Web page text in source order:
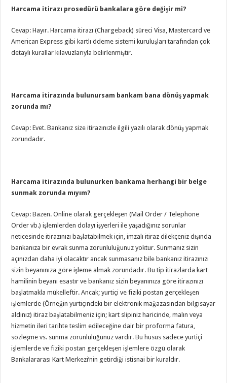
Harcama itirazı prosedürü bankalara göre değişir mi?
Cevap: Hayır. Harcama itirazı (Chargeback) süreci Visa, Mastercard ve
American Express gibi kartlı ödeme sistemi kuruluşları tarafından çok
detaylı kurallar kılavuzlarıyla belirlenmiştir.
Harcama itirazında bulunursam bankam bana dönüş yapmak
zorunda mı?
Cevap: Evet. Bankanız size itirazınızle ilgili yazılı olarak dönüş yapmak
zorundadır.
Harcama itirazında bulunurken bankama herhangi bir belge
sunmak zorunda mıyım?
Cevap: Bazen. Online olarak gerçekleşen (Mail Order / Telephone
Order vb.) işlemlerden dolayı işyerleri ile yaşadığınız sorunlar
neticesinde itirazınızı başlatabilmek için, imzalı itiraz dilekçeniz dışında
bankanıza bir evrak sunma zorunluluğunuz yoktur. Sunmanız sizin
açınızdan daha iyi olacaktır ancak sunmasanız bile bankanız itirazınızı
sizin beyanınıza göre işleme almak zorundadır. Bu tip itirazlarda kart
hamilinin beyanı esastır ve bankanız sizin beyanınıza göre itirazınızı
başlatmakla mükelleftir. Ancak; yurtiçi ve fiziki postan gerçekleşen
işlemlerde (Örneğin yurtiçindeki bir elektronik mağazasından bilgisayar
aldınız) itiraz başlatabilmeniz için; kart slipiniz haricinde, malın veya
hizmetin ileri tarihte teslim edileceğine dair bir proforma fatura,
sözleşme vs. sunma zorunluluğunuz vardır. Bu husus sadece yurtiçi
işlemlerde ve fiziki postan gerçekleşen işlemlere özgü olarak
Bankalararası Kart Merkezi’nin getirdiği istisnai bir kuraldır.